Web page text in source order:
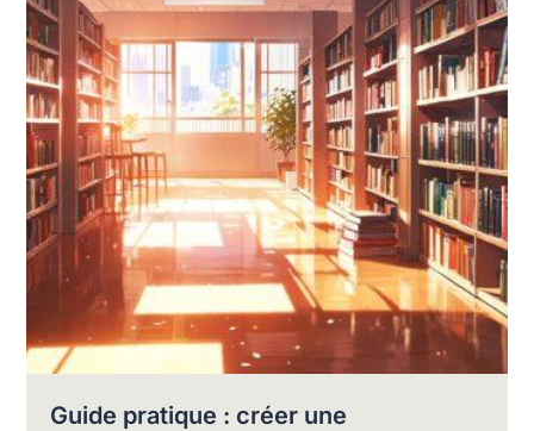
Guide pratique : créer une